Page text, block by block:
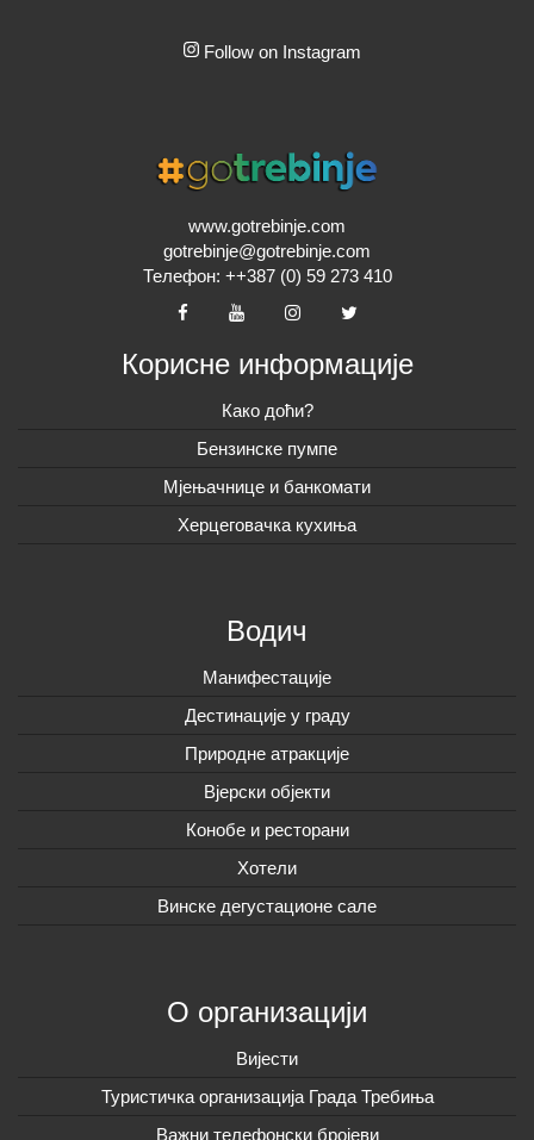
Follow on Instagram
www.gotrebinje.com
gotrebinje@gotrebinje.com
Телефон: ++387 (0) 59 273 410
Корисне информације
Како доћи?
Бензинске пумпе
Мјењачнице и банкомати
Херцеговачка кухиња
Водич
Манифестације
Дестинације у граду
Природне атракције
Вјерски објекти
Конобе и ресторани
Хотели
Винске дегустационе сале
О организацији
Вијeсти
Туристичка организација Града Требиња
Важни телефонски бројеви